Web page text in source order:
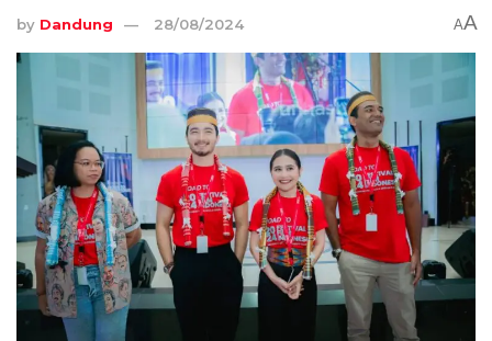
by Dandung 28/08/2024 AA